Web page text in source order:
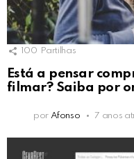
100 Partilhas
Está a pensar
filmar? Saiba por
por Afonso 7 anos